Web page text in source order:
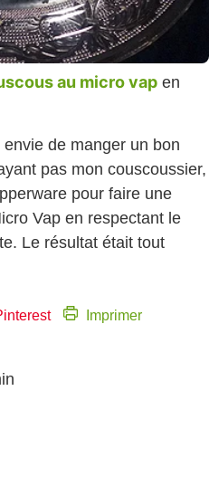
au micro vap en
de manger un bon
pas mon couscoussier,
pour faire une
Vap en respectant le
Le résultat était tout
Imprimer